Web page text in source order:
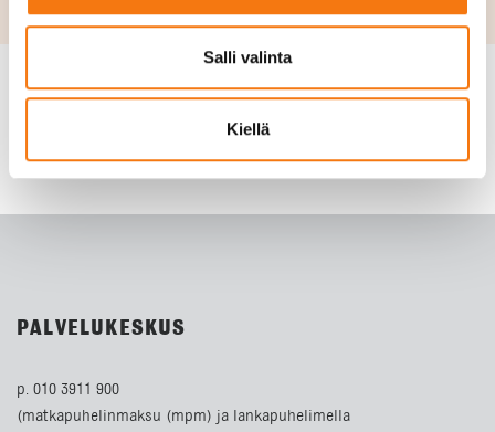
Salli valinta
Kiellä
PALVELUKESKUS
p. 010 3911 900
(matkapuhelinmaksu (mpm) ja lankapuhelimella